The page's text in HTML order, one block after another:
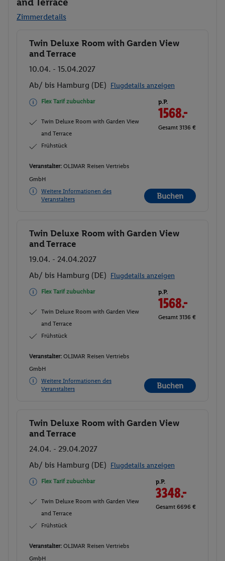
Zimmerdetails
Buchen
Twin Deluxe Room with Garden View
and Terrace
10.04. - 15.04.2027
Ab/ bis Hamburg (DE) Flugdetails anzeigen
Flex Tarif zubuchbar
Twin Deluxe Room with Garden View
and Terrace
Frühstück
p.P.
1568.-
Gesamt 3136 €
Veranstalter: OLIMAR Reisen Vertriebs
GmbH
Weitere Informationen des
Veranstalters
Buchen
Buchen
Twin Deluxe Room with Garden View
and Terrace
19.04. - 24.04.2027
Ab/ bis Hamburg (DE) Flugdetails anzeigen
Flex Tarif zubuchbar
Twin Deluxe Room with Garden View
and Terrace
Frühstück
p.P.
1568.-
Gesamt 3136 €
Veranstalter: OLIMAR Reisen Vertriebs
GmbH
Weitere Informationen des
Veranstalters
Buchen
Buchen
Twin Deluxe Room with Garden View
and Terrace
24.04. - 29.04.2027
Ab/ bis Hamburg (DE) Flugdetails anzeigen
Flex Tarif zubuchbar
Twin Deluxe Room with Garden View
and Terrace
Frühstück
p.P.
3348.-
Gesamt 6696 €
Veranstalter: OLIMAR Reisen Vertriebs
GmbH